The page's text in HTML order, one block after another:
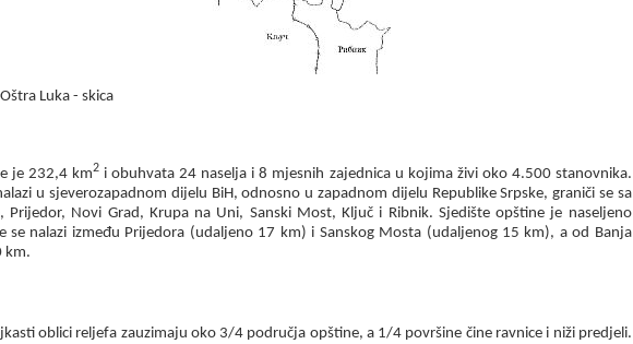
Luka - skica
je232,4 km2 i obuhvata24 naselja i 8 mjesnih zajednica u kojima živi oko 4.500 stanovnika.
u sjeverozapadnom dijelu BiH, odnosno u zapadnom dijelu Republike Srpske, graniči se sa
Prijedor, Novi Grad, Krupa na Uni, Sanski Most, Ključ i Ribnik. Sjedište opštine je naseljeno
se nalazi između Prijedora (udaljeno 17 km) i Sanskog Mosta (udaljenog 15 km), a od Banja
km.
oblici reljefa zauzimaju oko 3/4 područja opštine, a 1/4 površine čine ravnice i niži predjeli.